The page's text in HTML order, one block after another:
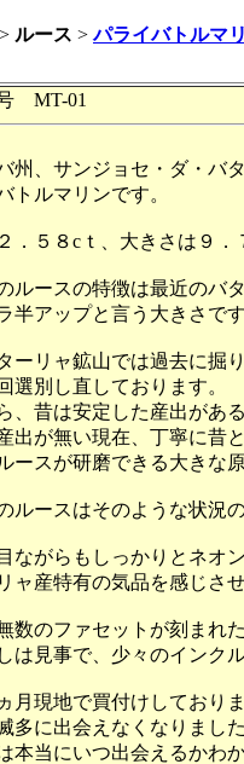
> ルース > パライバトルマ
MT-01
州、サンジョセ・ダ・バ
トルマリンです。
．５８cｔ、大きさは９
ルースの特徴は最近のバ
半アップと言う大きさで
ーリャ鉱山では過去に掘
選別し直しております。
、昔は安定した産出があ
出が無い現在、丁寧に昔
ースが研磨できる大きな
ルースはそのような状況
ながらもしっかりとネオ
ャ産特有の気品を感じさ
数のファセットが刻まれ
は見事で、少々のインク
月現地で買付けしており
多に出会えなくなりまし
本当にいつ出会えるかわ